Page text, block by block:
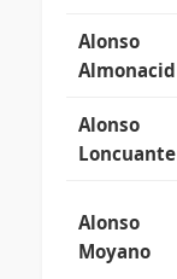
Alonso
Almonacid
Alonso
Loncuante
Alonso
Moyano